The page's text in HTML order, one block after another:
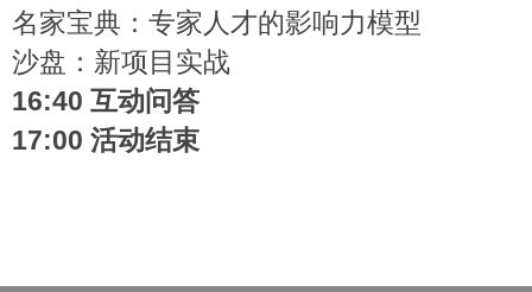
名家宝典：专家人才的影响力模型
沙盘：新项目实战
16:40 互动问答
17:00 活动结束